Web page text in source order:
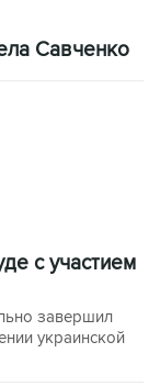
Савченко
с участием
завершил
украинской